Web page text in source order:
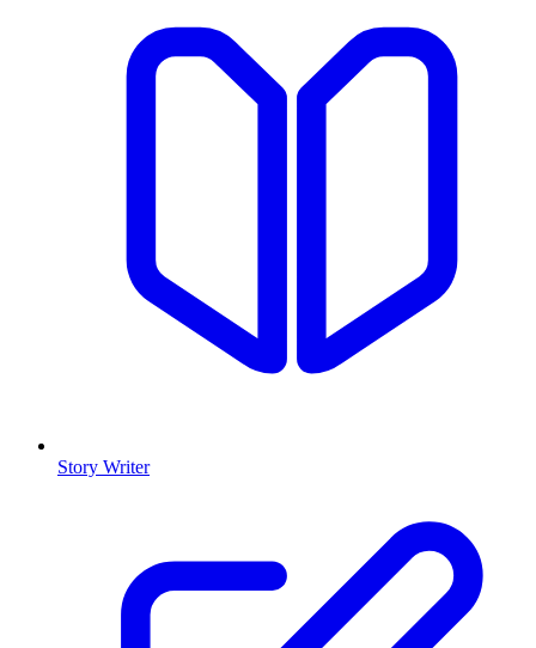
Story Writer